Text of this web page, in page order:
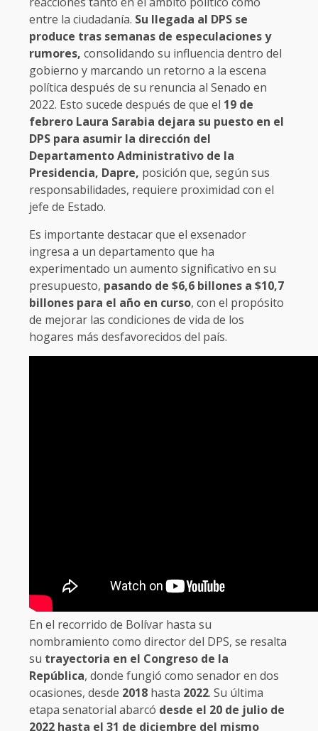
entre la ciudadanía. Su llegada al DPS se
produce tras semanas de especulaciones y
rumores, consolidando su influencia dentro del
gobierno y marcando un retorno a la escena
política después de su renuncia al Senado en
2022. Esto sucede después de que el 19 de
febrero Laura Sarabia dejara su puesto en el
DPS para asumir la dirección del
Departamento Administrativo de la
Presidencia, Dapre, posición que, según sus
responsabilidades, requiere proximidad con el
jefe de Estado.
Es importante destacar que el exsenador
ingresa a un departamento que ha
experimentado un aumento significativo en su
presupuesto, pasando de $6,6 billones a $10,7
billones para el año en curso, con el propósito
de mejorar las condiciones de vida de los
hogares más desfavorecidos del país.
En el recorrido de Bolívar hasta su
nombramiento como director del DPS, se resalta
su trayectoria en el Congreso de la
República, donde fungió como senador en dos
ocasiones, desde 2018 hasta 2022. Su última
etapa senatorial abarcó desde el 20 de julio de
2022 hasta el 31 de diciembre del mismo